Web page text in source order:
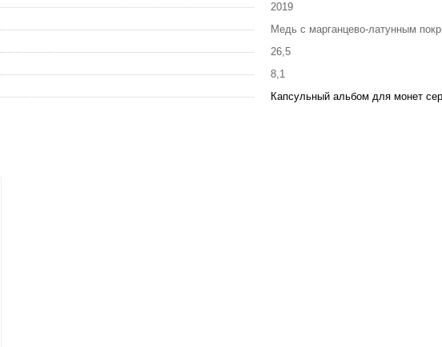
2019
Медь с марганцево-латунным
26,5
8,1
Капсульный альбом для монет